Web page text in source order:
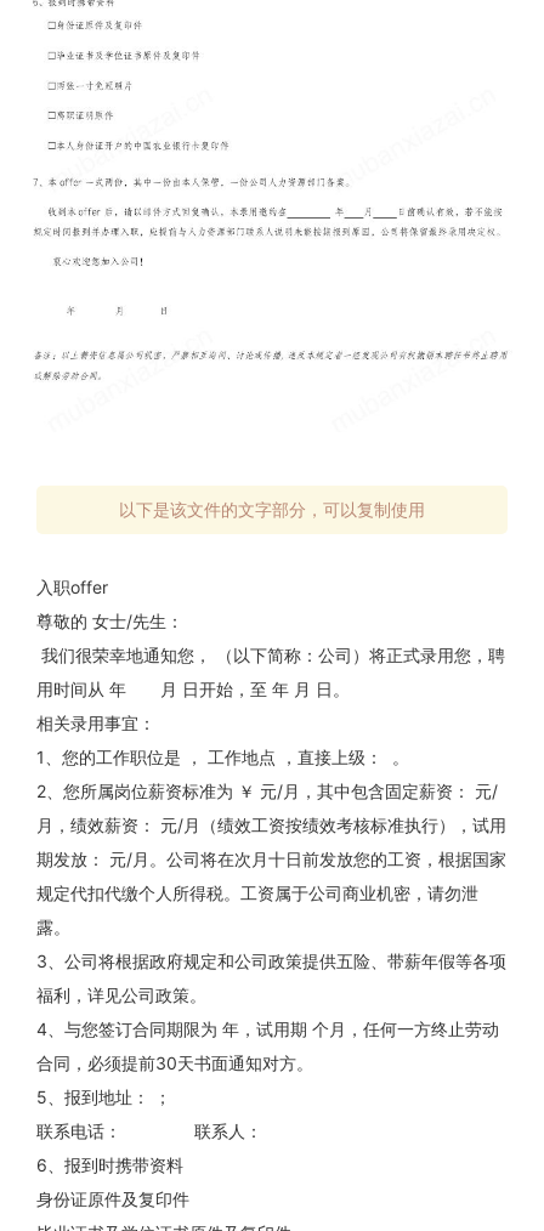
以下是该文件的文字部分，可以复制使用
入职offer
尊敬的 女士/先生：
我们很荣幸地通知您，
（以下简称：公司）将正式录用您，聘
用时间从 年 月 日开始，至 年 月 日。
相关录用事宜：
1、您的工作职位是
， 工作地点 ，直接上级：
。
2、您所属岗位薪资标准为 ￥ 元/月，其中包含固定薪资：
元/
月，绩效薪资：
元/月（绩效工资按绩效考核标准执行），试用
期发放：
元/月。公司将在次月十日前发放您的工资，根据国家
规定代扣代缴个人所得税。工资属于公司商业机密，请勿泄
露。
3、公司将根据政府规定和公司政策提供五险、带薪年假等各项
福利，详见公司政策。
4、与您签订合同期限为 年，试用期 个月，任何一方终止劳动
合同，必须提前30天书面通知对方。
5、报到地址：
；
联系电话：
联系人：
6、报到时携带资料
身份证原件及复印件